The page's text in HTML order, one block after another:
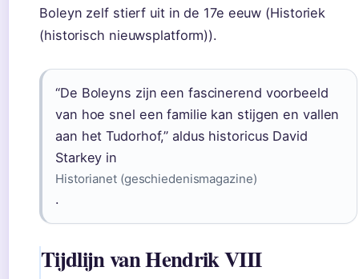
Boleyn zelf stierf uit in de 17e eeuw (Historiek
(historisch nieuwsplatform)).
“De Boleyns zijn een fascinerend voorbeeld
van hoe snel een familie kan stijgen en vallen
aan het Tudorhof,” aldus historicus David
Starkey in
Historianet (geschiedenismagazine)
.
Tijdlijn van Hendrik VIII